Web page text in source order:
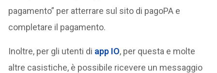
pagamento” per atterrare sul sito di pagoPA e
completare il pagamento.
Inoltre, per gli utenti di app IO, per questa e molte
altre casistiche, è possibile ricevere un messaggio